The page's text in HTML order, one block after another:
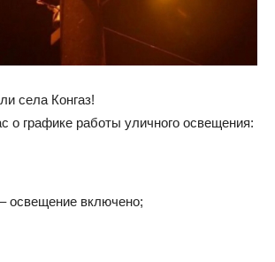
села Конгаз!
о графике работы уличного освещения:
освещение включено;